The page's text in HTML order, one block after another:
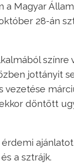
a Magyar
28-án
színre
jottányit
vezetése
döntött
érdemi
a sztrájk.